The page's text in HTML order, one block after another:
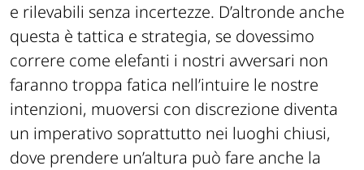
e rilevabili senza incertezze. D’altronde anche
questa è tattica e strategia, se dovessimo
correre come elefanti i nostri avversari non
faranno troppa fatica nell’intuire le nostre
intenzioni, muoversi con discrezione diventa
un imperativo soprattutto nei luoghi chiusi,
dove prendere un’altura può fare anche la